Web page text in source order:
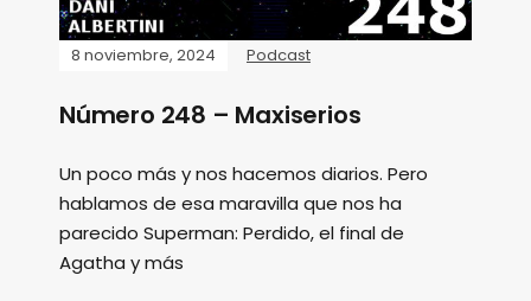
8 noviembre, 2024 Podcast
Número 248 – Maxiserios
Un poco más y nos hacemos diarios. Pero
hablamos de esa maravilla que nos ha
parecido Superman: Perdido, el final de
Agatha y más